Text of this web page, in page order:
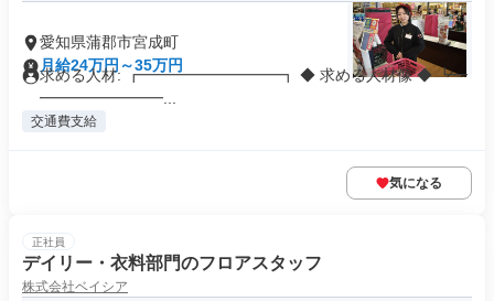
愛知県蒲郡市宮成町
月給24万円～35万円
求める人材: ┏━━━━━━━━━┓ ◆ 求める人材像 ◆ ┗━
━━━━━━━━...
交通費支給
気になる
正社員
デイリー・衣料部門のフロアスタッフ
株式会社ベイシア